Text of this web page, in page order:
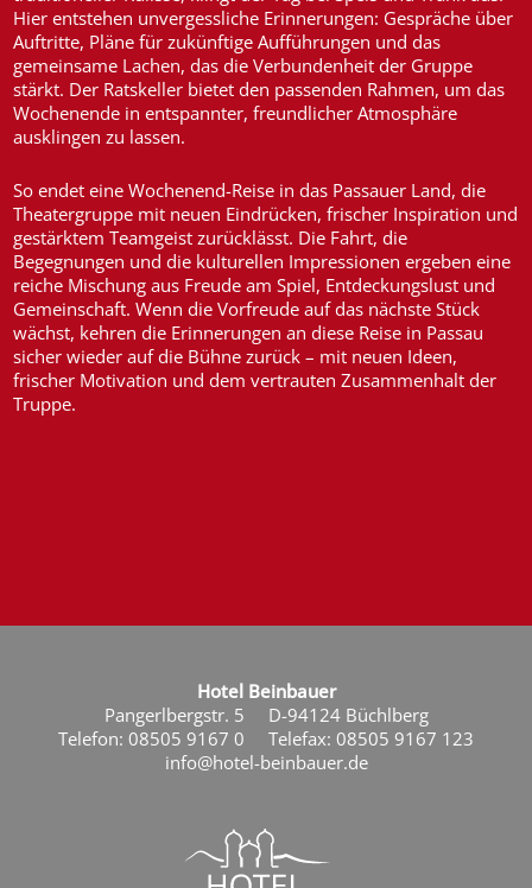
Hier entstehen unvergessliche Erinnerungen: Gespräche über
Auftritte, Pläne für zukünftige Aufführungen und das
gemeinsame Lachen, das die Verbundenheit der Gruppe
stärkt. Der Ratskeller bietet den passenden Rahmen, um das
Wochenende in entspannter, freundlicher Atmosphäre
ausklingen zu lassen.
So endet eine Wochenend-Reise in das Passauer Land, die
Theatergruppe mit neuen Eindrücken, frischer Inspiration und
gestärktem Teamgeist zurücklässt. Die Fahrt, die
Begegnungen und die kulturellen Impressionen ergeben eine
reiche Mischung aus Freude am Spiel, Entdeckungslust und
Gemeinschaft. Wenn die Vorfreude auf das nächste Stück
wächst, kehren die Erinnerungen an diese Reise in Passau
sicher wieder auf die Bühne zurück – mit neuen Ideen,
frischer Motivation und dem vertrauten Zusammenhalt der
Truppe.
Hotel Beinbauer
Pangerlbergstr. 5
D-94124 Büchlberg
Telefon: 08505 9167 0
Telefax: 08505 9167 123
info@hotel-beinbauer.de